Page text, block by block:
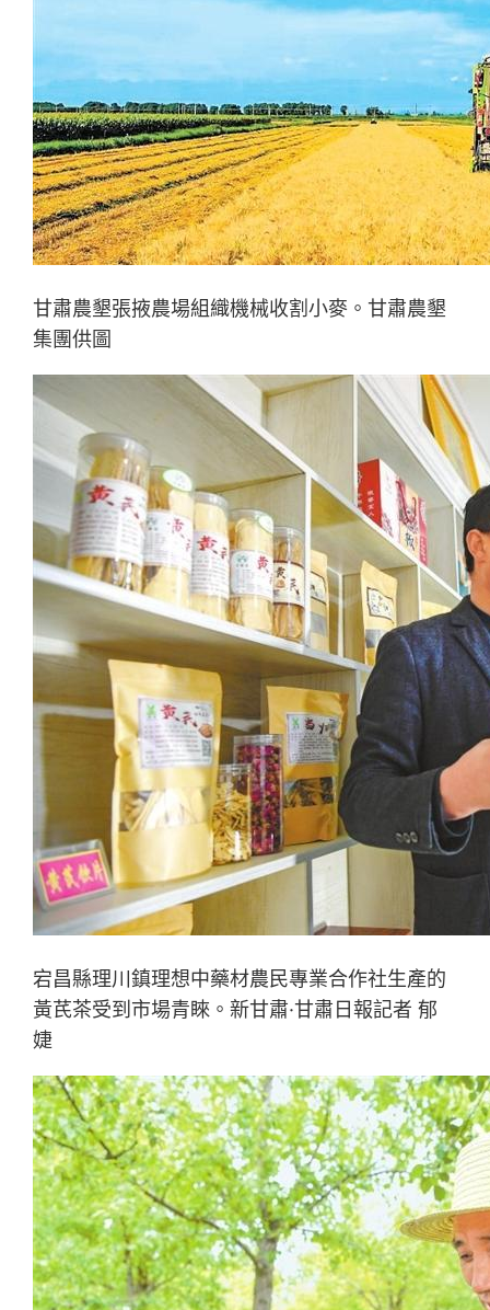
甘肅農墾張掖農場組織機械收割小麥。甘肅農墾
集團供圖
宕昌縣理川鎮理想中藥材農民專業合作社生產的
黃芪茶受到市場青睞。新甘肅·甘肅日報記者 郁
婕